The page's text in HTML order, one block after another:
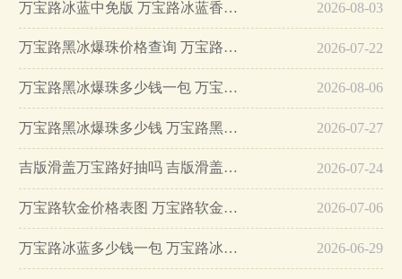
万宝路冰蓝中免版 万宝路冰蓝香烟图片及价格2025… 2026-08-03
万宝路黑冰爆珠价格查询 万宝路黑冰爆珠价格及参数一览… 2026-07-22
万宝路黑冰爆珠多少钱一包 万宝路黑冰爆珠的价格及图片一览… 2026-08-06
万宝路黑冰爆珠多少钱 万宝路黑冰爆珠怎么看真假… 2026-07-27
吉版滑盖万宝路好抽吗 吉版滑盖万宝路香烟价格及口感介绍… 2026-07-24
万宝路软金价格表图 万宝路软金多少钱… 2026-07-06
万宝路冰蓝多少钱一包 万宝路冰蓝中免版18元/包… 2026-06-29